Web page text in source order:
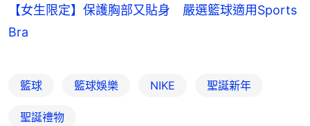
【女生限定】保護胸部又貼身 嚴選籃球適用Sports
Bra
籃球 籃球娛樂 NIKE 聖誕新年
聖誕禮物